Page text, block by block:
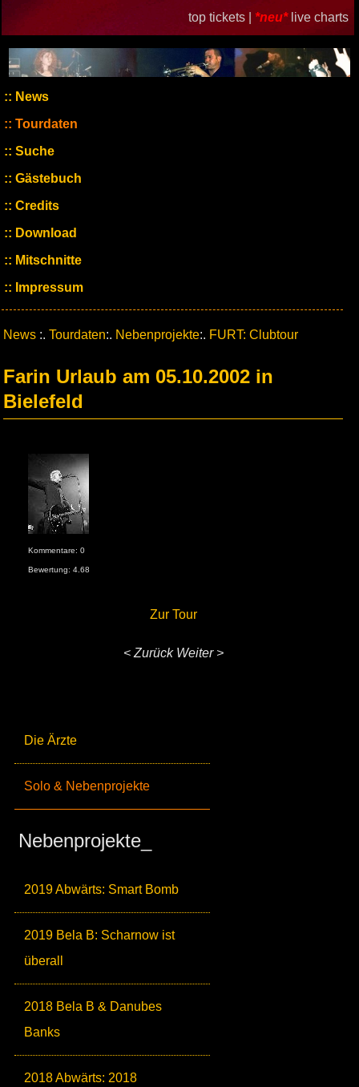
top tickets | *neu* live charts
News
Tourdaten
Suche
Gästebuch
Credits
Download
Mitschnitte
Impressum
Die Ärzte
Solo & Nebenprojekte
Nebenprojekte_
2019 Abwärts: Smart Bomb
2019 Bela B: Scharnow ist
überall
2018 Bela B & Danubes
Banks
2018 Abwärts: 2018
News :. Tourdaten:. Nebenprojekte:. FURT: Clubtour
Farin Urlaub am 05.10.2002 in
Bielefeld
Kommentare: 0
Bewertung: 4.68
Zur Tour
< Zurück Weiter >